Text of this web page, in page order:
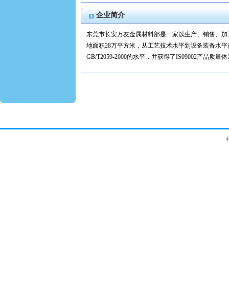
企业简介
东莞市长安万友金属材料部是一家以生产、销售、
地面积28万平方米，从工艺技术水平到设备装备水
GB/T2059-2000的水平，并获得了IS09002产品质量